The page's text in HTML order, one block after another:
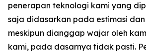
penerapan teknologi kami yang
saja didasarkan pada estimasi dan
meskipun dianggap wajar oleh
kami, pada dasarnya tidak pasti.